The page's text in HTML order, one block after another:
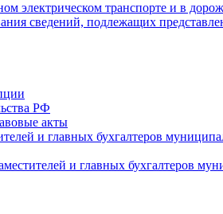
электрическом транспорте и в
сведений, подлежащих
РФ
акты
и главных бухгалтеров
и главных бухгалтеров